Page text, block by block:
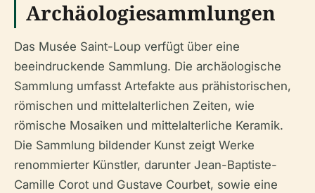
Archäologiesammlungen
Das Musée Saint-Loup verfügt über eine
beeindruckende Sammlung. Die archäologische
Sammlung umfasst Artefakte aus prähistorischen,
römischen und mittelalterlichen Zeiten, wie
römische Mosaiken und mittelalterliche Keramik.
Die Sammlung bildender Kunst zeigt Werke
renommierter Künstler, darunter Jean-Baptiste-
Camille Corot und Gustave Courbet, sowie eine